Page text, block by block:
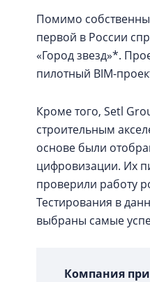
Помимо
первой в России
«Город звезд»*.
пилотный BIM-
Кроме того, Setl
строительным
основе были
цифровизации. Их
проверили работу
Тестирования в
выбраны самые
Компания